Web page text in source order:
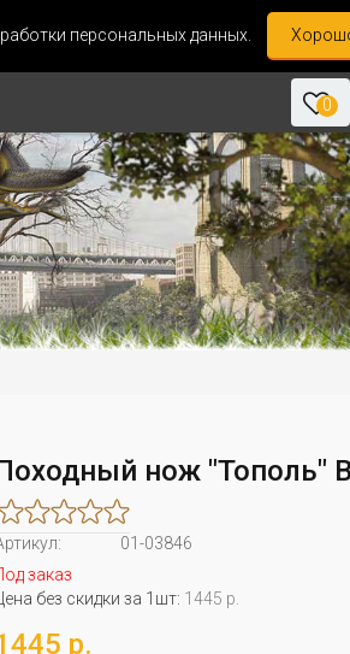
персональных данных.
0
нож "Тополь"
01-03846
заказ
без скидки за 1шт: 1445 р.
р.